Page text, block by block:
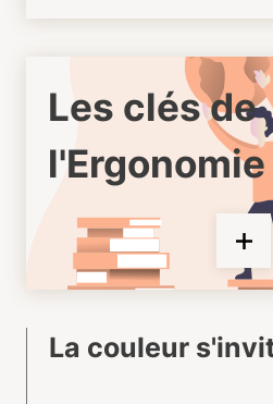
Les clés de
l'Ergonomie
La couleur